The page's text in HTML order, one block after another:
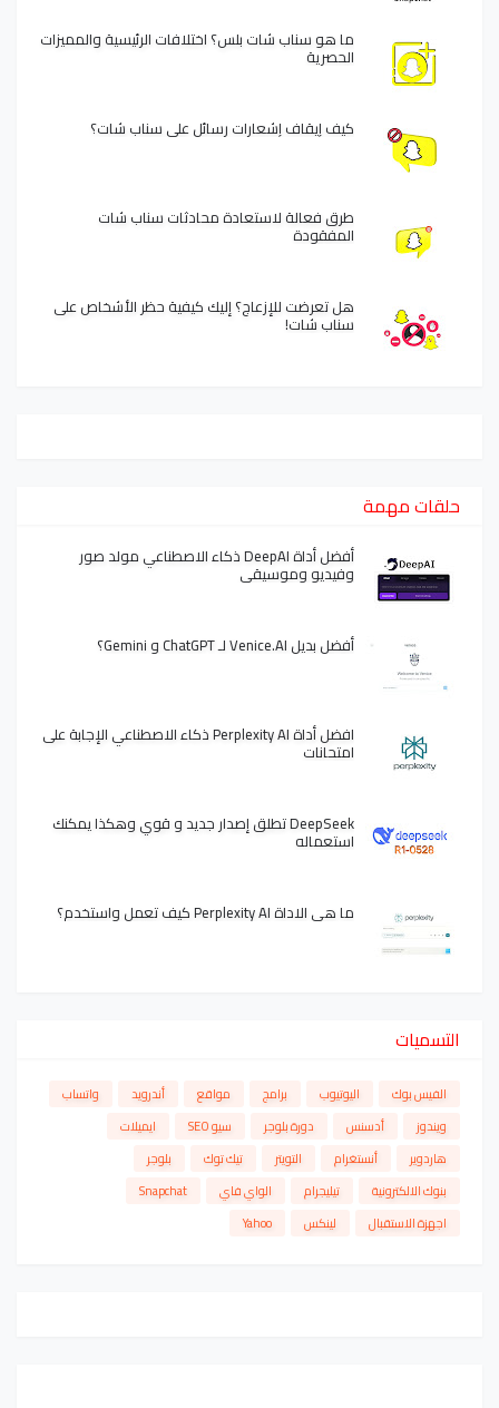
ما هو سناب شات بلس؟ اختلافات الرئيسية والمميزات
الحصرية
كيف إيقاف إشعارات رسائل على سناب شات؟
طرق فعالة لاستعادة محادثات سناب شات
المفقودة
هل تعرضت للإزعاج؟ إليك كيفية حظر الأشخاص على
سناب شات!
حلقات مهمة
أفضل أداة DeepAI ذكاء الاصطناعي مولد صور
وفيديو وموسيقى
أفضل بديل Venice.AI لـ ChatGPT و Gemini؟
افضل أداة Perplexity AI ذكاء الاصطناعي الإجابة على
امتحانات
DeepSeek تطلق إصدار جديد و قوي وهكذا يمكنك
استعماله
ما هي الاداة Perplexity AI كيف تعمل واستخدم؟
التسميات
الفيس بوك اليوتيوب برامج مواقع أندرويد
واتساب
ويندوز
أدسنس دورة بلوجر سيو SEO
ايميلات
هاردوير
أنستغرام التويتر تيك توك
بلوجر
بنوك الالكترونية
تيليجرام الواي فاي
Snapchat
اجهزة الاستقبال
لينكس Yahoo